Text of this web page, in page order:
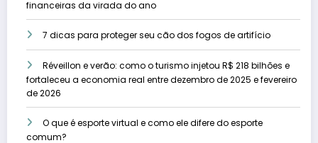
financeiras da virada do ano
7 dicas para proteger seu cão dos fogos de artifício
Réveillon e verão: como o turismo injetou R$ 218 bilhões e
fortaleceu a economia real entre dezembro de 2025 e fevereiro
de 2026
O que é esporte virtual e como ele difere do esporte
comum?